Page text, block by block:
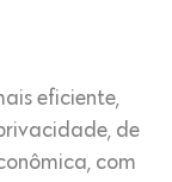
eficiente,
de
com